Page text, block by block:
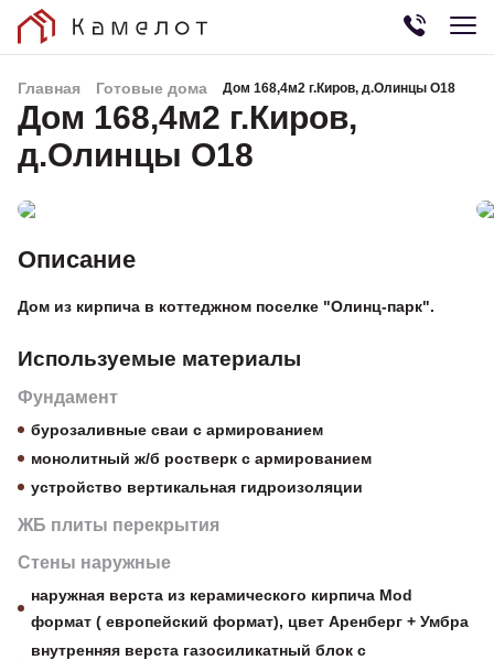
Главная Готовые дома Дом 168,4м2 г.Киров, д.Олинцы О18
Дом 168,4м2 г.Киров,
д.Олинцы О18
Описание
Дом из кирпича в коттеджном поселке "Олинц-парк".
Используемые материалы
Фундамент
бурозаливные сваи с армированием
монолитный ж/б ростверк с армированием
устройство вертикальная гидроизоляции
ЖБ плиты перекрытия
Стены наружные
наружная верста из керамического кирпича Mod
формат ( европейский формат), цвет Аренберг + Умбра
внутренняя верста газосиликатный блок с